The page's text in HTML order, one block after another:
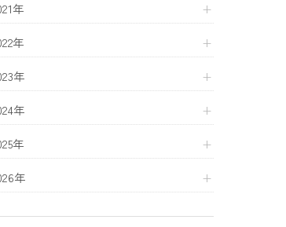
年
年
年
年
年
年